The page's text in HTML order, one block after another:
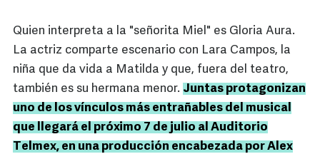
Quien interpreta a la "señorita Miel" es Gloria Aura.
La actriz comparte escenario con Lara Campos, la
niña que da vida a Matilda y que, fuera del teatro,
también es su hermana menor. Juntas protagonizan
uno de los vínculos más entrañables del musical
que llegará el próximo 7 de julio al Auditorio
Telmex, en una producción encabezada por Alex